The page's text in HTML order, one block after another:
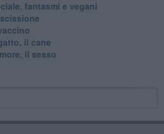
fantasmi e vegani
il cane
il sesso